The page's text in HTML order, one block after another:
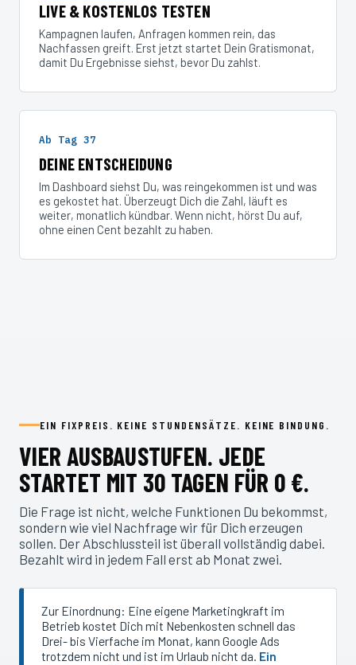
LIVE & KOSTENLOS TESTEN
Kampagnen laufen, Anfragen kommen rein, das
Nachfassen greift. Erst jetzt startet Dein Gratismonat,
damit Du Ergebnisse siehst, bevor Du zahlst.
Ab Tag 37
DEINE ENTSCHEIDUNG
Im Dashboard siehst Du, was reingekommen ist und was
es gekostet hat. Überzeugt Dich die Zahl, läuft es
weiter, monatlich kündbar. Wenn nicht, hörst Du auf,
ohne einen Cent bezahlt zu haben.
EIN FIXPREIS. KEINE STUNDENSÄTZE. KEINE BINDUNG.
VIER AUSBAUSTUFEN. JEDE
STARTET MIT 30 TAGEN FÜR 0 €.
Die Frage ist nicht, welche Funktionen Du bekommst,
sondern wie viel Nachfrage wir für Dich erzeugen
sollen. Der Abschlussteil ist überall vollständig dabei.
Bezahlt wird in jedem Fall erst ab Monat zwei.
Zur Einordnung: Eine eigene Marketingkraft im
Betrieb kostet Dich mit Nebenkosten schnell das
Drei- bis Vierfache im Monat, kann Google Ads
trotzdem nicht und ist im Urlaub nicht da. Ein